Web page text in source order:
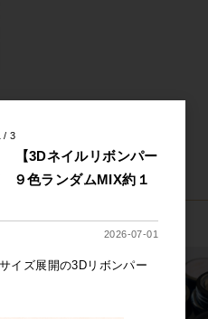
〜11件目
3
【3Dネイルリボンパー
色ランダムMIX約１
2026-07-01
イズ展開の3Dリボンパー